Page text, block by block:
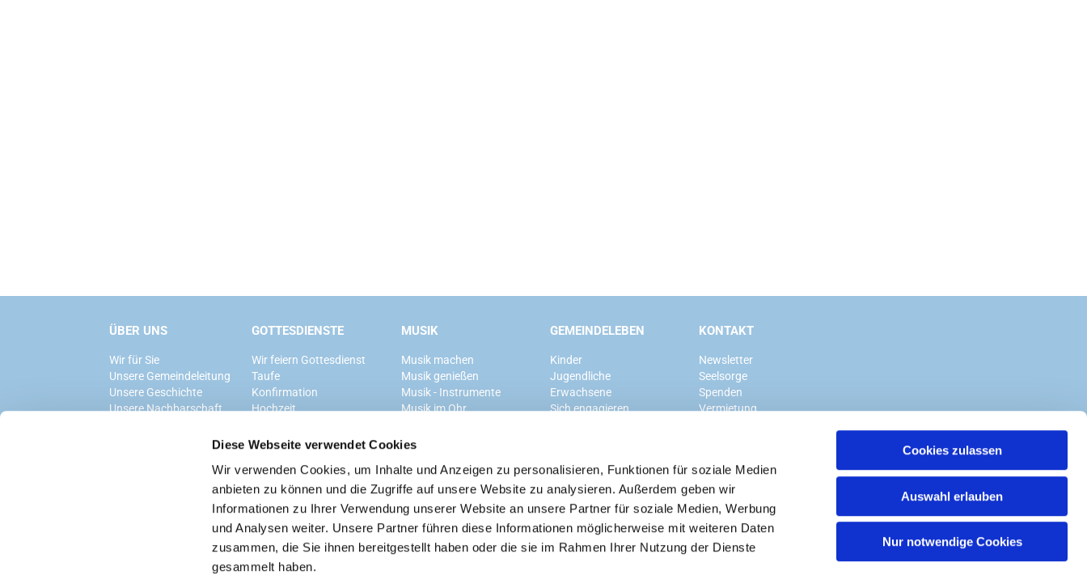
Diese Webseite verwendet Cookies
Wir verwenden Cookies, um Inhalte und Anzeigen zu personalisieren, Funktionen für soziale Medien
anbieten zu können und die Zugriffe auf unsere Website zu analysieren. Außerdem geben wir
Informationen zu Ihrer Verwendung unserer Website an unsere Partner für soziale Medien, Werbung
und Analysen weiter. Unsere Partner führen diese Informationen möglicherweise mit weiteren Daten
zusammen, die Sie ihnen bereitgestellt haben oder die sie im Rahmen Ihrer Nutzung der Dienste
gesammelt haben.
Cookies zulassen
Auswahl erlauben
Nur notwendige Cookies
ÜBER UNS
Wir für Sie
Unsere Gemeindeleitung
Unsere Geschichte
Unsere Nachbarschaft
GOTTESDIENSTE
Wir feiern Gottesdienst
Taufe
Konfirmation
Hochzeit
MUSIK
Musik machen
Musik genießen
Musik - Instrumente
Musik im Ohr
GEMEINDELEBEN
Kinder
Jugendliche
Erwachsene
Sich engagieren
KONTAKT
Newsletter
Seelsorge
Spenden
Vermietung
Ev. Kirchengemeinde Grunewald